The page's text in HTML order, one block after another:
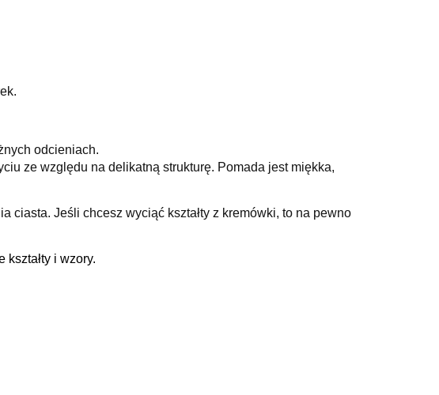
odcieniach.
ze względu na delikatną strukturę. Pomada jest miękka,
ciasta. Jeśli chcesz wyciąć kształty z kremówki, to na pewno
i wzory.